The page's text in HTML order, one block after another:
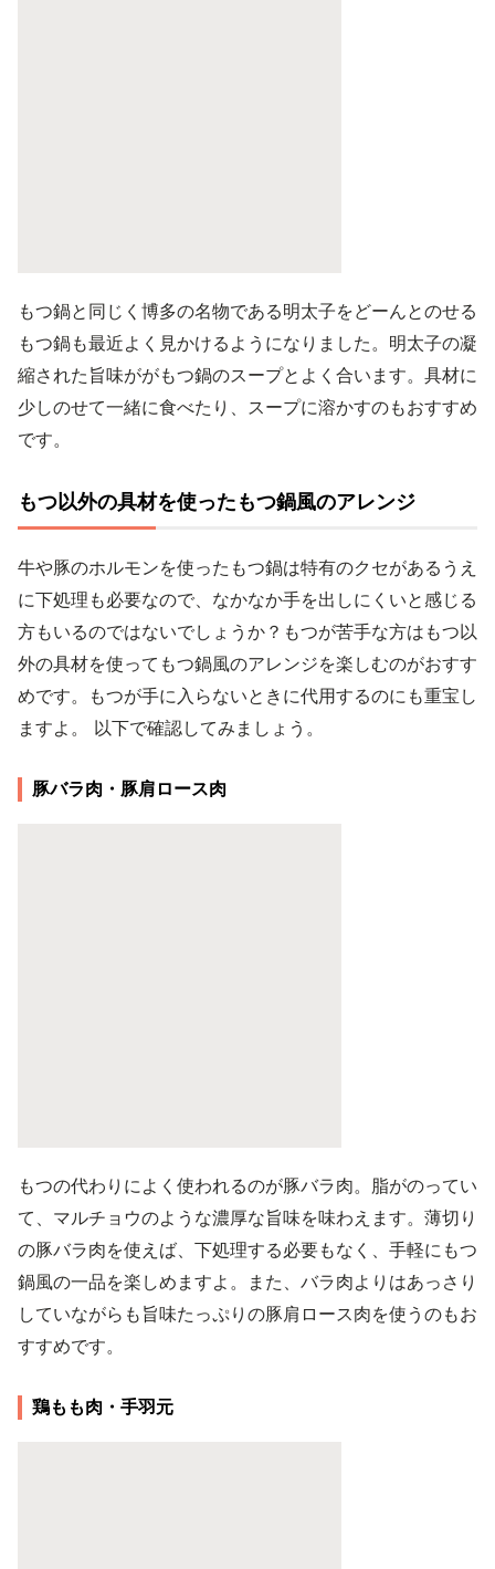
もつ鍋と同じく博多の名物である明太子をどーんとのせる
もつ鍋も最近よく見かけるようになりました。明太子の凝
縮された旨味ががもつ鍋のスープとよく合います。具材に
少しのせて一緒に食べたり、スープに溶かすのもおすすめ
です。
もつ以外の具材を使ったもつ鍋風のアレンジ
牛や豚のホルモンを使ったもつ鍋は特有のクセがあるうえ
に下処理も必要なので、なかなか手を出しにくいと感じる
方もいるのではないでしょうか？もつが苦手な方はもつ以
外の具材を使ってもつ鍋風のアレンジを楽しむのがおすす
めです。もつが手に入らないときに代用するのにも重宝し
ますよ。 以下で確認してみましょう。
豚バラ肉・豚肩ロース肉
もつの代わりによく使われるのが豚バラ肉。脂がのってい
て、マルチョウのような濃厚な旨味を味わえます。薄切り
の豚バラ肉を使えば、下処理する必要もなく、手軽にもつ
鍋風の一品を楽しめますよ。また、バラ肉よりはあっさり
していながらも旨味たっぷりの豚肩ロース肉を使うのもお
すすめです。
鶏もも肉・手羽元